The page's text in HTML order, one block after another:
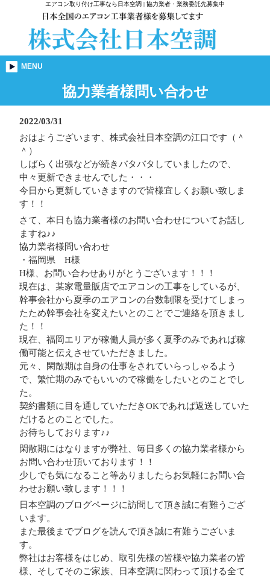
エアコン取り付け工事なら日本空調 | 協力業者・業務委託先募集中
MENU
協力業者様問い合わせ
2022/03/31
おはようございます、株式会社日本空調の江口です（＾
＾）
しばらく出張などが続きバタバタしていましたので、
中々更新できませんでした・・・
今日から更新していきますので皆様宜しくお願い致しま
す！！
さて、本日も協力業者様のお問い合わせについてお話し
ますね♪♪
協力業者様問い合わせ
・福岡県 H様
H様、お問い合わせありがとうございます！！！
現在は、某家電量販店でエアコンの工事をしているが、
幹事会社から夏季のエアコンの台数制限を受けてしまっ
たため幹事会社を変えたいとのことでご連絡を頂きまし
た！！
現在、福岡エリアが稼働人員が多く夏季のみであれば稼
働可能と伝えさせていただきました。
元々、閑散期は自身の仕事をされていらっしゃるよう
で、繁忙期のみでもいいので稼働をしたいとのことでし
た。
契約書類に目を通していただきOKであれば返送していた
だけるとのことでした。
お待ちしております♪♪
閑散期にはなりますが弊社、毎日多くの協力業者様から
お問い合わせ頂いております！！
少しでも気になること等ありましたらお気軽にお問い合
わせお願い致します！！！
日本空調のブログページに訪問して頂き誠に有難うござ
います。
また最後までブログを読んで頂き誠に有難うございま
す。
弊社はお客様をはじめ、取引先様の皆様や協力業者の皆
様、そしてそのご家族、日本空調に関わって頂ける全て